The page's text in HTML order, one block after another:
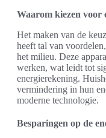
Waarom kiezen voor
Het maken van de
heeft tal van
het milieu. Deze
werken, wat leidt tot
energierekening.
vermindering in hun
moderne technologie.
Besparingen op de